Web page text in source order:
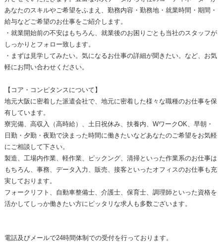
あなたのスキルやご希望をふまえ、勤務内容・勤務地・就業時間・期間・
給与などご希望のお仕事をご紹介します。
・就業開始前の不安はもちろん、就業後のお困りごとも当社のスタッフが
しっかりとフォロー致します。
・まずは見学してみたい。気になるお仕事の詳細が聞きたい。など、お気
軽にお問い合わせください。
【コア・コンピタンスについて】
地元大阪に密着した派遣会社で、地元に密着した様々な職種のお仕事を保
有しています。
寮完備、高収入（高時給）、土日祝休み、扶養内、WワークOK、早朝・
日勤・夕勤・夜勤で決まった時間に働きたいなどあなたのご希望をお気軽
にご相談して下さい。
製造、工場内作業、軽作業、ピックング、清掃といった作業系のお仕事は
もちろん、事務、データ入力、販売、接客といったオフィスのお仕事も充
実しております。
フォークリフト、自動車整備士、介護士、保育士、調理師といった資格を
活かしてしっか働きたい方にピッタリな求人も多数ございます。
電話及びメールで24時間体制での受付を行っております。